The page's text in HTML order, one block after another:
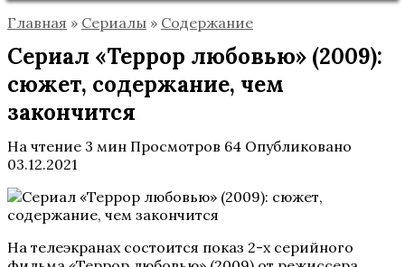
Главная » Сериалы » Содержание
Сериал «Террор любовью» (2009):
сюжет, содержание, чем
закончится
На чтение 3 мин Просмотров 64 Опубликовано
03.12.2021
На телеэкранах состоится показ 2-х серийного